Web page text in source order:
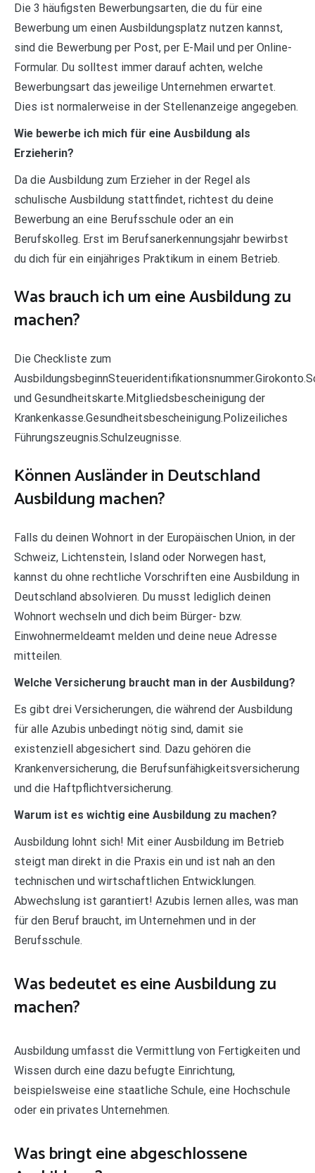
Die 3 häufigsten Bewerbungsarten, die du für eine
Bewerbung um einen Ausbildungsplatz nutzen kannst,
sind die Bewerbung per Post, per E-Mail und per Online-
Formular. Du solltest immer darauf achten, welche
Bewerbungsart das jeweilige Unternehmen erwartet.
Dies ist normalerweise in der Stellenanzeige angegeben.
Wie bewerbe ich mich für eine Ausbildung als
Erzieherin?
Da die Ausbildung zum Erzieher in der Regel als
schulische Ausbildung stattfindet, richtest du deine
Bewerbung an eine Berufsschule oder an ein
Berufskolleg. Erst im Berufsanerkennungsjahr bewirbst
du dich für ein einjähriges Praktikum in einem Betrieb.
Was brauch ich um eine Ausbildung zu
machen?
Die Checkliste zum
und Gesundheitskarte.Mitgliedsbescheinigung der
Krankenkasse.Gesundheitsbescheinigung.Polizeiliches
Führungszeugnis.Schulzeugnisse.
Können Ausländer in Deutschland
Ausbildung machen?
Falls du deinen Wohnort in der Europäischen Union, in der
Schweiz, Lichtenstein, Island oder Norwegen hast,
kannst du ohne rechtliche Vorschriften eine Ausbildung in
Deutschland absolvieren. Du musst lediglich deinen
Wohnort wechseln und dich beim Bürger- bzw.
Einwohnermeldeamt melden und deine neue Adresse
mitteilen.
Welche Versicherung braucht man in der Ausbildung?
Es gibt drei Versicherungen, die während der Ausbildung
für alle Azubis unbedingt nötig sind, damit sie
existenziell abgesichert sind. Dazu gehören die
Krankenversicherung, die Berufsunfähigkeitsversicherung
und die Haftpflichtversicherung.
Warum ist es wichtig eine Ausbildung zu machen?
Ausbildung lohnt sich! Mit einer Ausbildung im Betrieb
steigt man direkt in die Praxis ein und ist nah an den
technischen und wirtschaftlichen Entwicklungen.
Abwechslung ist garantiert! Azubis lernen alles, was man
für den Beruf braucht, im Unternehmen und in der
Berufsschule.
Was bedeutet es eine Ausbildung zu
machen?
Ausbildung umfasst die Vermittlung von Fertigkeiten und
Wissen durch eine dazu befugte Einrichtung,
beispielsweise eine staatliche Schule, eine Hochschule
oder ein privates Unternehmen.
Was bringt eine abgeschlossene